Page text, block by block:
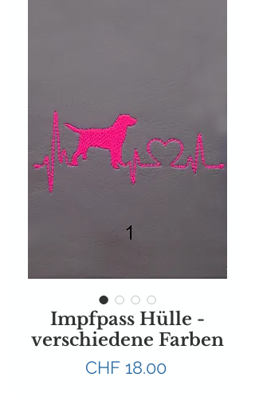
Impfpass Hülle -
verschiedene Farben
CHF 18.00Preis